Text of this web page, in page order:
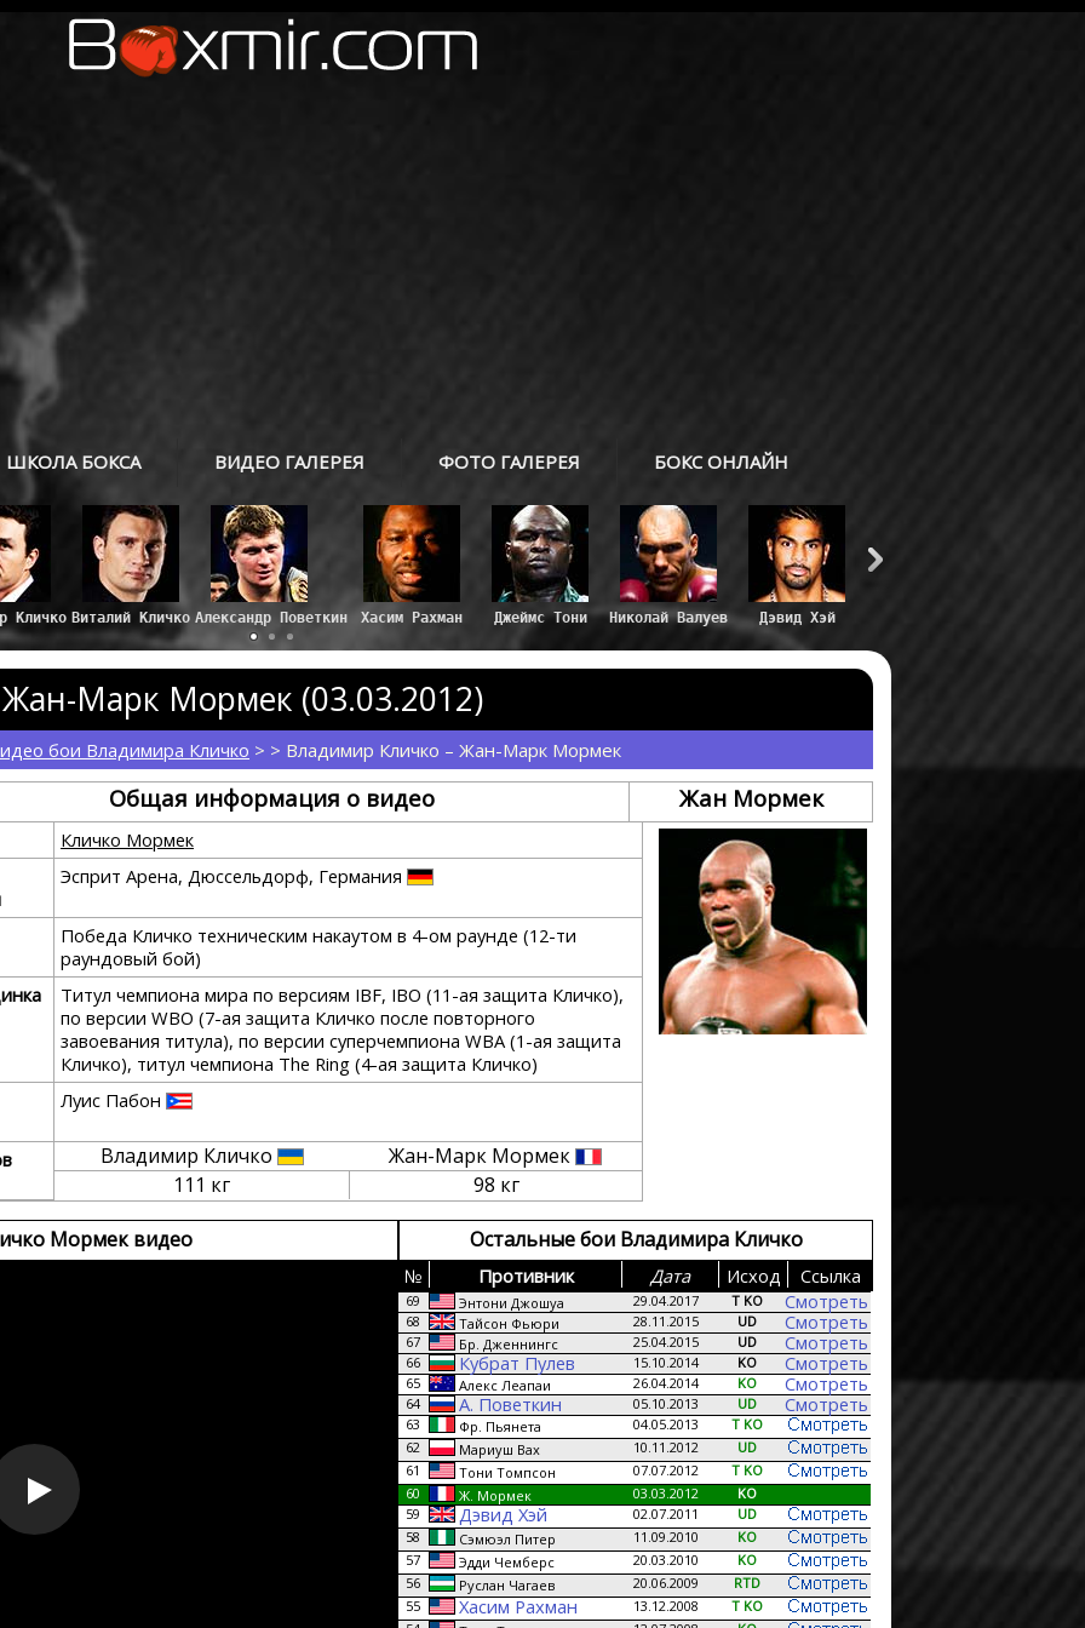
ШКОЛА БОКСА ВИДЕО ГАЛЕРЕЯ ФОТО ГАЛЕРЕЯ БОКС ОНЛАЙН
Кличко Виталий Кличко Александр Поветкин Хасим Рахман Джеймс Тони Николай Валуев Дэвид Хэй
Марк Мормек (03.03.2012)
бои Владимира Кличко > > Владимир Кличко – Жан-Марк Мормек
Общая информация о видео Жан Мормек
Кличко Мормек
Эсприт Арена, Дюссельдорф, Германия
Победа Кличко техническим накаутом в 4-ом раунде (12-ти
раундовый бой)
Титул чемпиона мира по версиям IBF, IBO (11-ая защита Кличко),
по версии WBO (7-ая защита Кличко после повторного
завоевания титула), по версии суперчемпиона WBA (1-ая защита
Кличко), титул чемпиона The Ring (4-ая защита Кличко)
Луис Пабон
Владимир Кличко
Жан-Марк Мормек
111 кг
98 кг
Мормек видео Остальные бои Владимира Кличко
№ Противник Дата Исход Сcылка
69 Энтони Джошуа 29.04.2017 T KO Смотреть
68 Тайсон Фьюри 28.11.2015 UD Смотреть
67 Бр. Дженнингс 25.04.2015 UD Смотреть
66 Кубрат Пулев 15.10.2014 KO Смотреть
65 Алекс Леапаи 26.04.2014 KO Смотреть
64 А. Поветкин 05.10.2013 UD Смотреть
63 Фр. Пьянета 04.05.2013
T KO
62
Мариуш Вах 10.11.2012
UD
61
Тони Томпсон 07.07.2012
T KO
60
Ж. Мормек 03.03.2012
KO
59
Дэвид Хэй 02.07.2011
UD
58
Сэмюэл Питер 11.09.2010
KO
57
Эдди Чемберс 20.03.2010
KO
56
Руслан Чагаев 20.06.2009
RTD
55
Хасим Рахман 13.12.2008
T KO